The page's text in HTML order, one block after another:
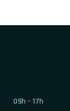
09h - 17h